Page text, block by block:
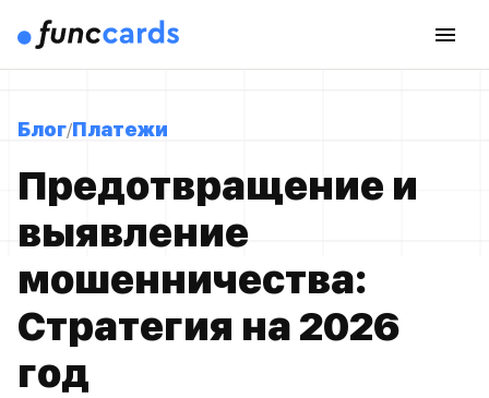
Блог Платежи
Предотвращение и
выявление
мошенничества:
Стратегия на 2026
год